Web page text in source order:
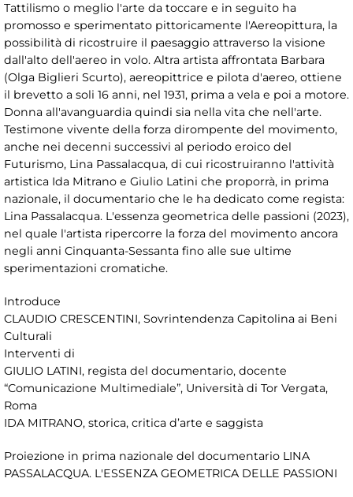
Tattilismo o meglio l'arte da toccare e in seguito ha
promosso e sperimentato pittoricamente l'Aereopittura, la
possibilità di ricostruire il paesaggio attraverso la visione
dall'alto dell'aereo in volo. Altra artista affrontata Barbara
(Olga Biglieri Scurto), aereopittrice e pilota d'aereo, ottiene
il brevetto a soli 16 anni, nel 1931, prima a vela e poi a motore.
Donna all'avanguardia quindi sia nella vita che nell'arte.
Testimone vivente della forza dirompente del movimento,
anche nei decenni successivi al periodo eroico del
Futurismo, Lina Passalacqua, di cui ricostruiranno l'attività
artistica Ida Mitrano e Giulio Latini che proporrà, in prima
nazionale, il documentario che le ha dedicato come regista:
Lina Passalacqua. L'essenza geometrica delle passioni (2023),
nel quale l'artista ripercorre la forza del movimento ancora
negli anni Cinquanta-Sessanta fino alle sue ultime
sperimentazioni cromatiche.
Introduce
CLAUDIO CRESCENTINI, Sovrintendenza Capitolina ai Beni
Culturali
Interventi di
GIULIO LATINI, regista del documentario, docente
“Comunicazione Multimediale”, Università di Tor Vergata,
Roma
IDA MITRANO, storica, critica d’arte e saggista
Proiezione in prima nazionale del documentario LINA
PASSALACQUA. L'ESSENZA GEOMETRICA DELLE PASSIONI